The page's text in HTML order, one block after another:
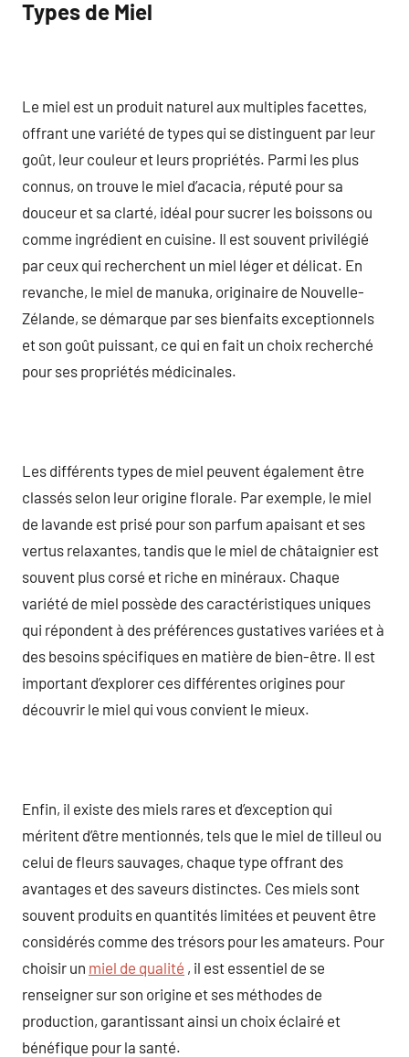
Types de Miel
Le miel est un produit naturel aux multiples facettes,
offrant une variété de types qui se distinguent par leur
goût, leur couleur et leurs propriétés. Parmi les plus
connus, on trouve le miel d’acacia, réputé pour sa
douceur et sa clarté, idéal pour sucrer les boissons ou
comme ingrédient en cuisine. Il est souvent privilégié
par ceux qui recherchent un miel léger et délicat. En
revanche, le miel de manuka, originaire de Nouvelle-
Zélande, se démarque par ses bienfaits exceptionnels
et son goût puissant, ce qui en fait un choix recherché
pour ses propriétés médicinales.
Les différents types de miel peuvent également être
classés selon leur origine florale. Par exemple, le miel
de lavande est prisé pour son parfum apaisant et ses
vertus relaxantes, tandis que le miel de châtaignier est
souvent plus corsé et riche en minéraux. Chaque
variété de miel possède des caractéristiques uniques
qui répondent à des préférences gustatives variées et à
des besoins spécifiques en matière de bien-être. Il est
important d’explorer ces différentes origines pour
découvrir le miel qui vous convient le mieux.
Enfin, il existe des miels rares et d’exception qui
méritent d’être mentionnés, tels que le miel de tilleul ou
celui de fleurs sauvages, chaque type offrant des
avantages et des saveurs distinctes. Ces miels sont
souvent produits en quantités limitées et peuvent être
considérés comme des trésors pour les amateurs. Pour
choisir un miel de qualité , il est essentiel de se
renseigner sur son origine et ses méthodes de
production, garantissant ainsi un choix éclairé et
bénéfique pour la santé.